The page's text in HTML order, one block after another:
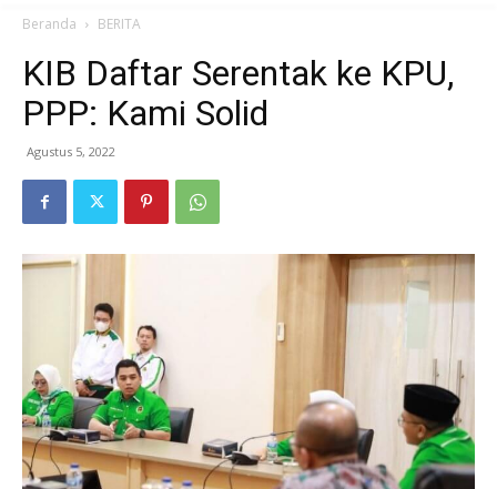
Beranda BERITA
KIB Daftar Serentak ke KPU,
PPP: Kami Solid
Agustus 5, 2022